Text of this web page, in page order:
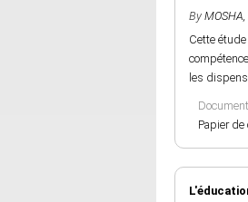
By
Cette
les
Papier de